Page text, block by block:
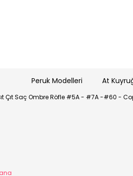
Peruk Modelleri At